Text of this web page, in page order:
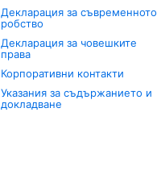
Декларация за съвременното
робство
Декларация за човешките
права
Корпоративни контакти
Указания за съдържанието и
докладване